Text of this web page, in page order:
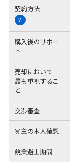
契約方法
?
購入後のサポー
ト
売却において
最も重視するこ
と
交渉審査
買主の本人確認
競業避止期間